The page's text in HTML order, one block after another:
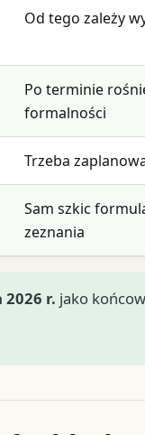
Od tego zależy
Po terminie
formalności
Trzeba
Sam szkic
zeznania
r. jako